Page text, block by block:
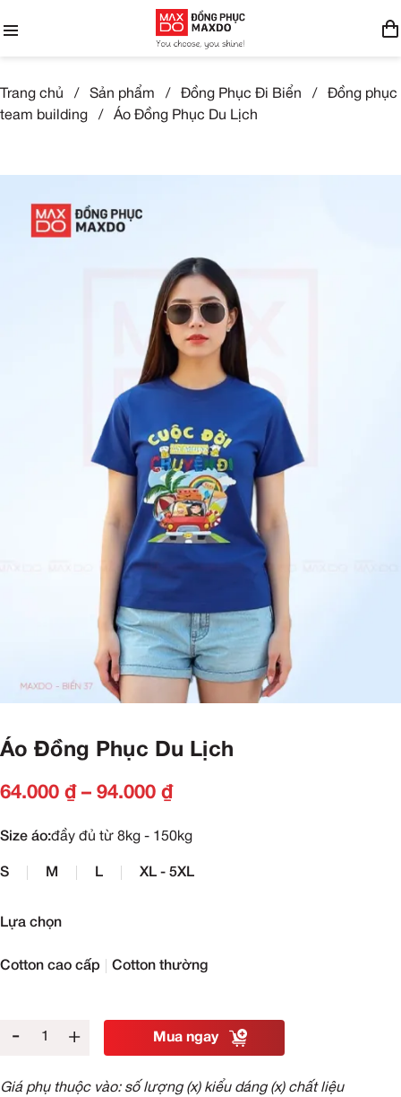
Trang chủ / Sản phẩm / Đồng Phục Đi Biển /
Đồng phục
team building
/ Áo Đồng Phục Du Lịch
Áo Đồng Phục Du Lịch
64.000 ₫– 94.000 ₫
Size áo:đầy đủ từ 8kg - 150kg
S M L XL - 5XL
Lựa chọn
Cotton cao cấp Cotton thường
- + Mua ngay
Giá phụ thuộc vào: số lượng (x) kiểu dáng (x) chất liệu